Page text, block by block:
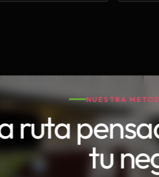
NUESTRA
ruta
tu